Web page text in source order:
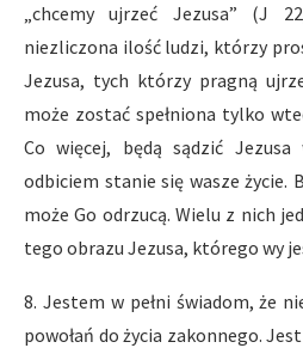
„chcemy ujrzeć Jezusa” (J
niezliczona ilość ludzi, którzy
Jezusa, tych którzy pragną
może zostać spełniona tylko
Co więcej, będą sądzić Jezusa
odbiciem stanie się wasze życie.
może Go odrzucą. Wielu z nich
tego obrazu Jezusa, którego wy
8. Jestem w pełni świadom, że
powołań do życia zakonnego.